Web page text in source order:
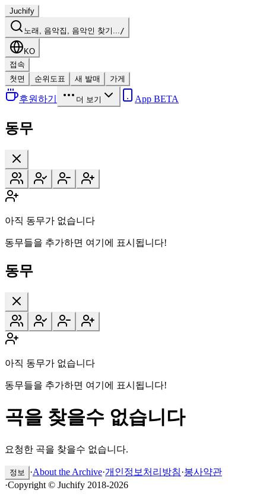
Juchify
노래, 음악집, 음악인 찾기.../
KO
접속
첫면
순위도표 새 발매 가게
후원하기 더 보기 App BETA
동무
아직 동무가 없습니다
동무들을 추가하면 여기에 표시됩니다!
동무
아직 동무가 없습니다
동무들을 추가하면 여기에 표시됩니다!
곡을 찾을수 없습니다
요청한 곡을 찾을수 없습니다.
정보 ·About the Archive·개인정보처리방침·봉사약관
·Copyright © Juchify 2018-2026